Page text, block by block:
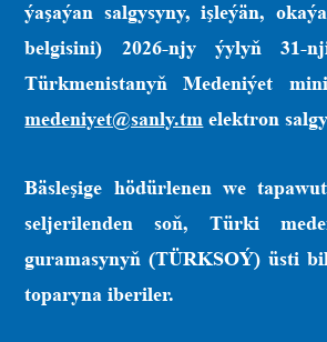
ýaşaýan salgysyny, işleýän,
belgisini) 2026-njy ýylyň 31-
Türkmenistanyň Medeniýet
medeniyet@sanly.tm elektron
Bäsleşige hödürlenen we
seljerilenden soň, Türki
guramasynyň (TÜRKSOÝ) üsti
toparyna iberiler.